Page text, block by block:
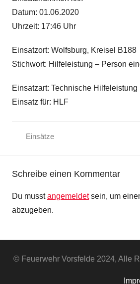
Datum: 01.06.2020
Uhrzeit: 17:46 Uhr
Einsatzort: Wolfsburg, Kreisel B188
Stichwort: Hilfeleistung – Person
Einsatzart: Technische Hilfeleistung
Einsatz für: HLF
Einsätze
Schreibe einen Kommentar
Du musstangemeldetsein, um
abzugeben.
© Feuerwehr Vorsfelde 2024, Alle